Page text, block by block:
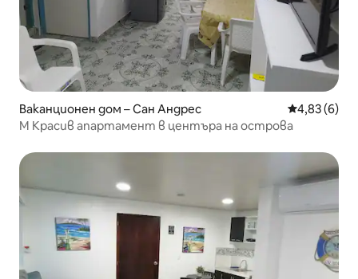
Ваканционен дом – Сан Андрес Средна
4,83 (6)
М Красив апартамент в центъра на острова